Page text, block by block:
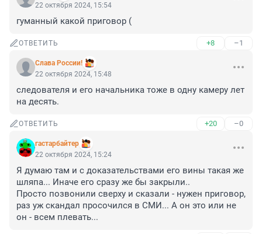
22 октября 2024, 15:54
гуманный какой приговор (
ОТВЕТИТЬ +8 –1
Слава России!
22 октября 2024, 15:48
следователя и его начальника тоже в одну камеру лет
на десять.
ОТВЕТИТЬ +20 –0
гастарбайтер
22 октября 2024, 15:24
Я думаю там и с доказательствами его вины такая же
шляпа... Иначе его сразу же бы закрыли..
Просто позвонили сверху и сказали - нужен приговор,
раз уж скандал просочился в СМИ... А он это или не
он - всем плевать...